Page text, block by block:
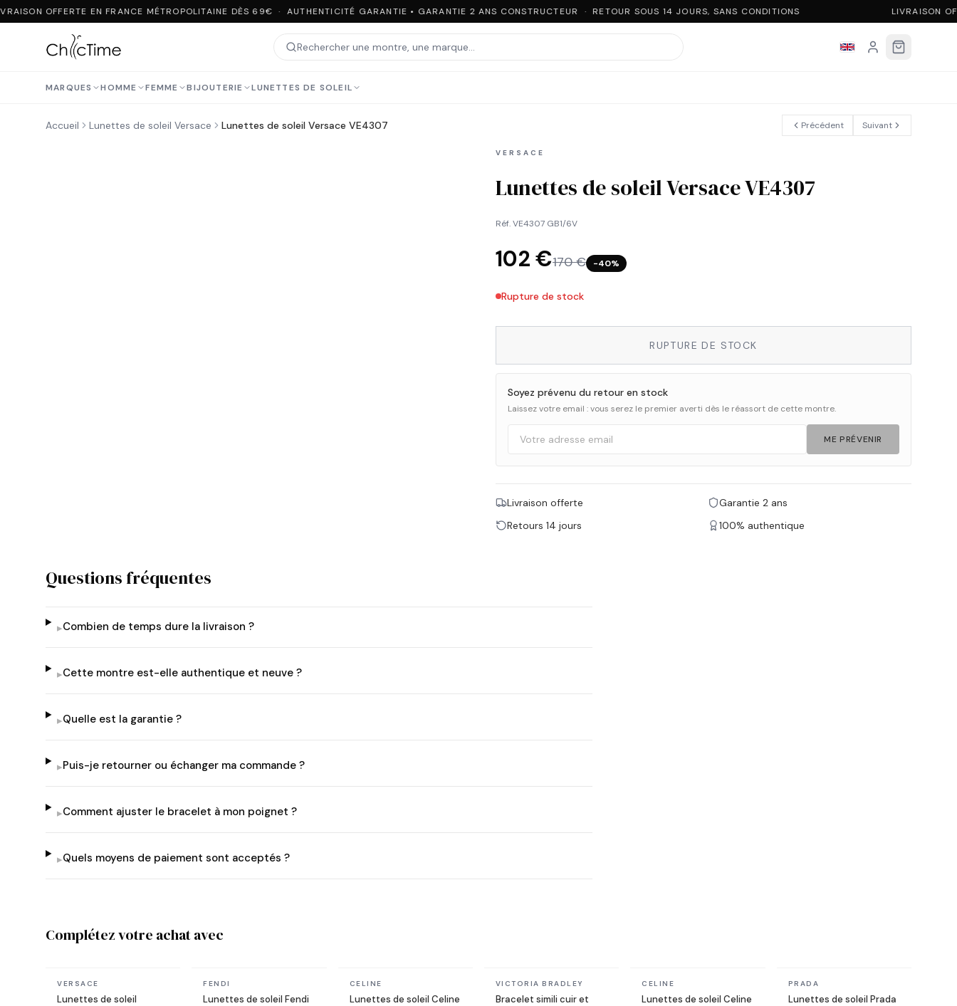
OFFERTE EN FRANCE MÉTROPOLITAINE DÈS 69€ · AUTHENTICITÉ GARANTIE • GARANTIE 2 ANS CONSTRUCTEUR · RETOUR SOUS 14 JOURS, SANS CONDITIONS LIVRAISON
MARQUES HOMME FEMME BIJOUTERIE LUNETTES DE SOLEIL
Accueil Lunettes de soleil Versace Lunettes de soleil Versace VE4307 Précédent Suivant
VERSACE
Lunettes de soleil Versace VE4307
Réf.VE4307 GB1/6V
102 €170 € −40%
Rupture de stock
RUPTURE DE STOCK
Soyez prévenu du retour en stock
Laissez votre email : vous serez le premier averti dès le réassort de cette montre.
ME PRÉVENIR
Livraison offerte
Garantie 2 ans
Retours 14 jours
100% authentique
Questions fréquentes
▸Combien de temps dure la livraison ?
▸Cette montre est-elle authentique et neuve ?
▸Quelle est la garantie ?
▸Puis-je retourner ou échanger ma commande ?
▸Comment ajuster le bracelet à mon poignet ?
▸Quels moyens de paiement sont acceptés ?
Complétez votre achat avec
En stock
VERSACE
Lunettes de soleil
En stock
FENDI
Lunettes de soleil Fendi
En stock
CELINE
Lunettes de soleil Celine
En stock
VICTORIA BRADLEY
Bracelet simili cuir et
En stock
CELINE
Lunettes de soleil Celine
En stock
PRADA
Lunettes de soleil Prada